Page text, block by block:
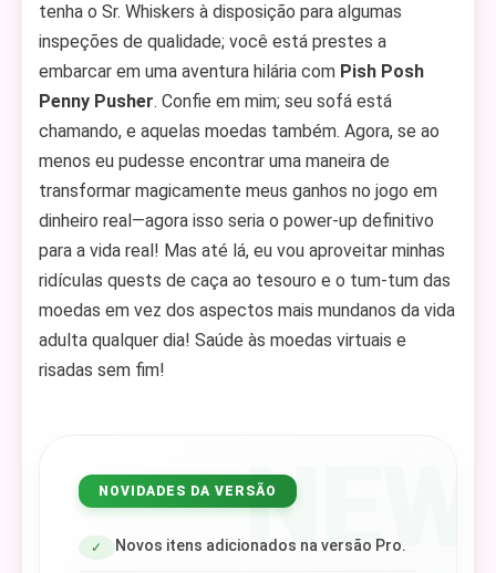
tenha o Sr. Whiskers à disposição para algumas
inspeções de qualidade; você está prestes a
embarcar em uma aventura hilária com Pish Posh
Penny Pusher. Confie em mim; seu sofá está
chamando, e aquelas moedas também. Agora, se ao
menos eu pudesse encontrar uma maneira de
transformar magicamente meus ganhos no jogo em
dinheiro real—agora isso seria o power-up definitivo
para a vida real! Mas até lá, eu vou aproveitar minhas
ridículas quests de caça ao tesouro e o tum-tum das
moedas em vez dos aspectos mais mundanos da vida
adulta qualquer dia! Saúde às moedas virtuais e
risadas sem fim!
NEW
NOVIDADES DA VERSÃO
✓ Novos itens adicionados na versão Pro.